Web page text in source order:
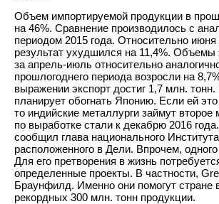
Объем импортируемой продукции в
на 46%. Сравнение производилось с
периодом 2015 года. Относительно июня
результат ухудшился на 11,4%. Объемы
за апрель-июль относительно
прошлогоднего периода возросли на
выражении экспорт достиг 1,7 млн.
планирует обогнать Японию. Если ей
то индийские металлурги займут второе
по выработке стали к декабрю 2016
сообщил глава национального
расположенного в Дели. Впрочем,
Для его претворения в жизнь
определенные проекты. В частности,
Браунфилд. Именно они помогут стране
рекордных 300 млн. тонн продукции.